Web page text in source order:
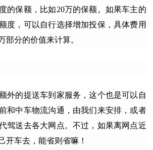
的保额，比如20万的保额。如果车主的
度，可以自行选择增加投保，具体费用
部分的价值来计算。
外的提送车到家服务，这个也是可以自
和中车物流沟通，由我们来安排，或者
驾送去各大网点。不过，如果离网点近
开车去，能省则省嘛！